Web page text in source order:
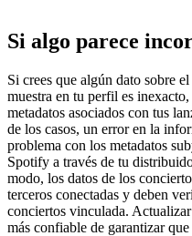
Si algo parece
Si crees que algún dato sobre
muestra en tu perfil es
metadatos asociados con tus
de los casos, un error en la
problema con los metadatos
Spotify a través de tu
modo, los datos de los
terceros conectadas y deben
conciertos vinculada.
más confiable de garantizar